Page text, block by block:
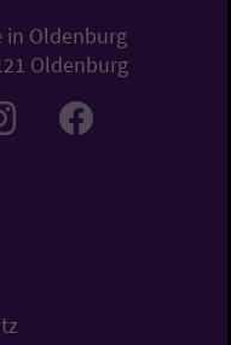
in Oldenburg
Oldenburg